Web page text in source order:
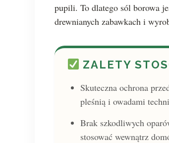
pupili. To dlatego sól borowa
drewnianych zabawkach i
ZALETY
Skuteczna ochrona
pleśnią i owadami
Brak szkodliwych
stosować wewnątrz